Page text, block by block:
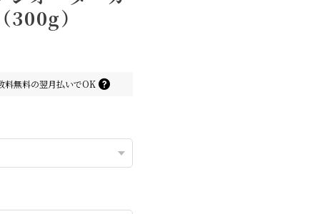
300g）
料無料の翌月払いでOK